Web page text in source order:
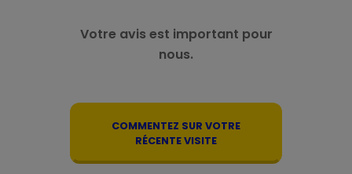
Votre avis est important pour
nous.
COMMENTEZ SUR VOTRE
RÉCENTE VISITE